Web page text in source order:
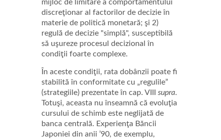
mijloc de limitare a comportamentului
discreţionar al factorilor de decizie în
materie de politică monetară; şi 2)
regulă de decizie "simplă", susceptibilă
să uşureze procesul decizional în
condiţii foarte complexe.
În aceste condiţii, rata dobânzii poate fi
stabilită în conformitate cu „regulile”
(strategiile) prezentate în cap. VIII supra.
Totuşi, aceasta nu înseamnă că evoluţia
cursului de schimb este neglijată de
banca centrală. Experienţa Băncii
Japoniei din anii ’90, de exemplu,